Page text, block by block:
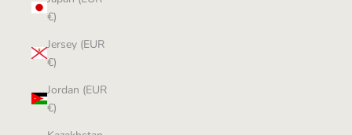
€)
Jersey (EUR
€)
Jordan (EUR
€)